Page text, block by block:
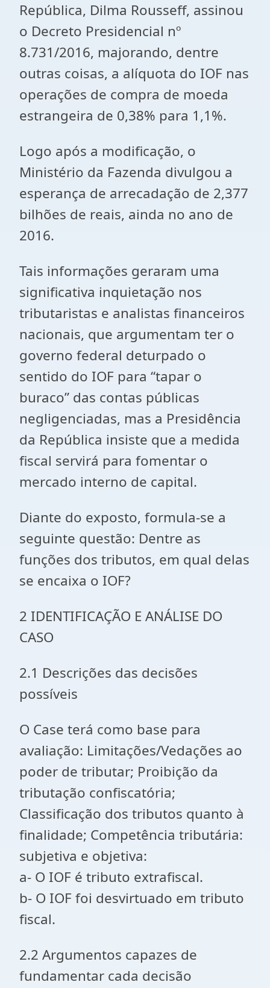
República, Dilma Rousseff, assinou
o Decreto Presidencial nº
8.731/2016, majorando, dentre
outras coisas, a alíquota do IOF nas
operações de compra de moeda
estrangeira de 0,38% para 1,1%.
Logo após a modificação, o
Ministério da Fazenda divulgou a
esperança de arrecadação de 2,377
bilhões de reais, ainda no ano de
2016.
Tais informações geraram uma
significativa inquietação nos
tributaristas e analistas financeiros
nacionais, que argumentam ter o
governo federal deturpado o
sentido do IOF para “tapar o
buraco” das contas públicas
negligenciadas, mas a Presidência
da República insiste que a medida
fiscal servirá para fomentar o
mercado interno de capital.
Diante do exposto, formula-se a
seguinte questão: Dentre as
funções dos tributos, em qual delas
se encaixa o IOF?
2 IDENTIFICAÇÃO E ANÁLISE DO
CASO
2.1 Descrições das decisões
possíveis
O Case terá como base para
avaliação: Limitações/Vedações ao
poder de tributar; Proibição da
tributação confiscatória;
Classificação dos tributos quanto à
finalidade; Competência tributária:
subjetiva e objetiva:
a- O IOF é tributo extrafiscal.
b- O IOF foi desvirtuado em tributo
fiscal.
2.2 Argumentos capazes de
fundamentar cada decisão